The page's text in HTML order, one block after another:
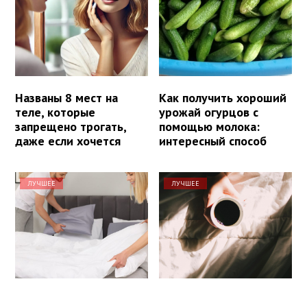
Названы 8 мест на
теле, которые
запрещено трогать,
даже если хочется
Как получить хороший
урожай огурцов с
помощью молока:
интересный способ
ЛУЧШЕЕ ЛУЧШЕЕ